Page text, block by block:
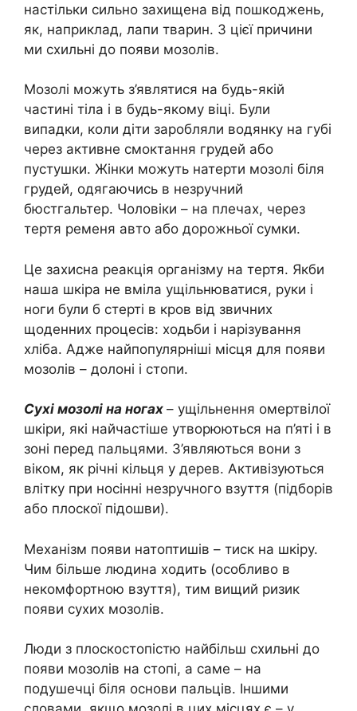
настільки сильно захищена від пошкоджень,
як, наприклад, лапи тварин. З цієї причини
ми схильні до появи мозолів.
Мозолі можуть з’являтися на будь-якій
частині тіла і в будь-якому віці. Були
випадки, коли діти заробляли водянку на губі
через активне смоктання грудей або
пустушки. Жінки можуть натерти мозолі біля
грудей, одягаючись в незручний
бюстгальтер. Чоловіки – на плечах, через
тертя ременя авто або дорожньої сумки.
Це захисна реакція організму на тертя. Якби
наша шкіра не вміла ущільнюватися, руки і
ноги були б стерті в кров від звичних
щоденних процесів: ходьби і нарізування
хліба. Адже найпопулярніші місця для появи
мозолів – долоні і стопи.
Сухі мозолі на ногах – ущільнення омертвілої
шкіри, які найчастіше утворюються на п’яті і в
зоні перед пальцями. З’являються вони з
віком, як річні кільця у дерев. Активізуються
влітку при носінні незручного взуття (підборів
або плоскої підошви).
Механізм появи натоптишів – тиск на шкіру.
Чим більше людина ходить (особливо в
некомфортною взуття), тим вищий ризик
появи сухих мозолів.
Люди з плоскостопістю найбільш схильні до
появи мозолів на стопі, а саме – на
подушечці біля основи пальців. Іншими